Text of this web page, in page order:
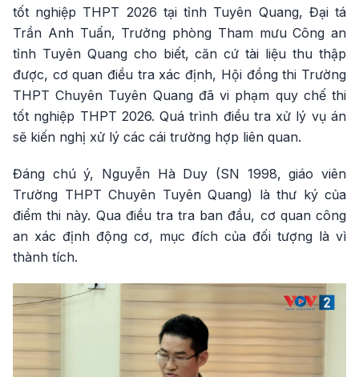
tốt nghiệp THPT 2026 tại tỉnh Tuyên Quang, Đại tá
Trần Anh Tuấn, Trưởng phòng Tham mưu Công an
tỉnh Tuyên Quang cho biết, căn cứ tài liệu thu thập
được, cơ quan điều tra xác định, Hội đồng thi Trường
THPT Chuyên Tuyên Quang đã vi phạm quy chế thi
tốt nghiệp THPT 2026. Quá trình điều tra xử lý vụ án
sẽ kiến nghị xử lý các cái trường hợp liên quan.
Đáng chú ý, Nguyễn Hà Duy (SN 1998, giáo viên
Trường THPT Chuyên Tuyên Quang) là thư ký của
điểm thi này. Qua điều tra tra ban đầu, cơ quan công
an xác định động cơ, mục đích của đối tượng là vì
thành tích.